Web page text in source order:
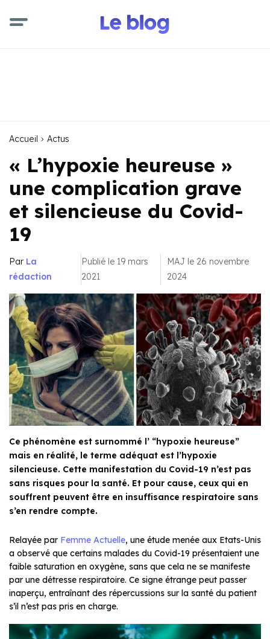
Accueil Actus
« L’hypoxie heureuse »
une complication grave
et silencieuse du Covid-
19
Par La
rédaction
Publié le 19 mars
2021
MAJ le 26 novembre
2024
Ce phénomène est surnommé l’ “hypoxie heureuse”
mais en réalité, le terme adéquat est l’hypoxie
silencieuse. Cette manifestation du Covid-19 n’est pas
sans risques pour la santé. Et pour cause, ceux qui en
souffrent peuvent être en insuffisance respiratoire sans
s’en rendre compte.
Relayée par Femme Actuelle, une étude menée aux Etats-Unis
a observé que certains malades du Covid-19 présentaient une
faible saturation en oxygène, sans que cela ne se manifeste
par une détresse respiratoire. Ce signe étrange peut passer
inaperçu, entraînant des répercussions sur la santé du patient
s’il n’est pas pris en charge.